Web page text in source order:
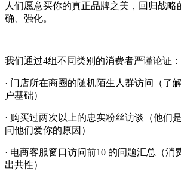
人们愿意买你的真正品牌之美，回归战略
确、强化。
我们通过4组不同类别的消费者严谨论证：
· 门店所在商圈的随机陌生人群访问（了
户基础）
· 购买过两次以上的忠实粉丝访谈（他们
问他们爱你的原因）
· 电商客服窗口访问前10 的问题汇总（消
出共性）